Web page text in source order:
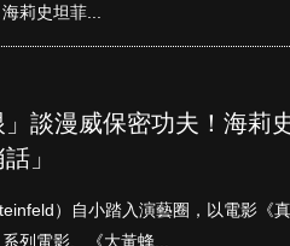
莉史坦菲...
」談漫威保密功夫！海莉
」
）自小踏入演藝圈，以電影《
列電影、《大黃蜂...